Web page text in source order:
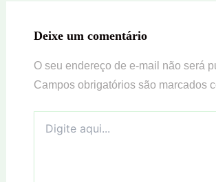
Deixe um comentário
O seu endereço de e-mail não será
Campos obrigatórios são marcados
aqui...